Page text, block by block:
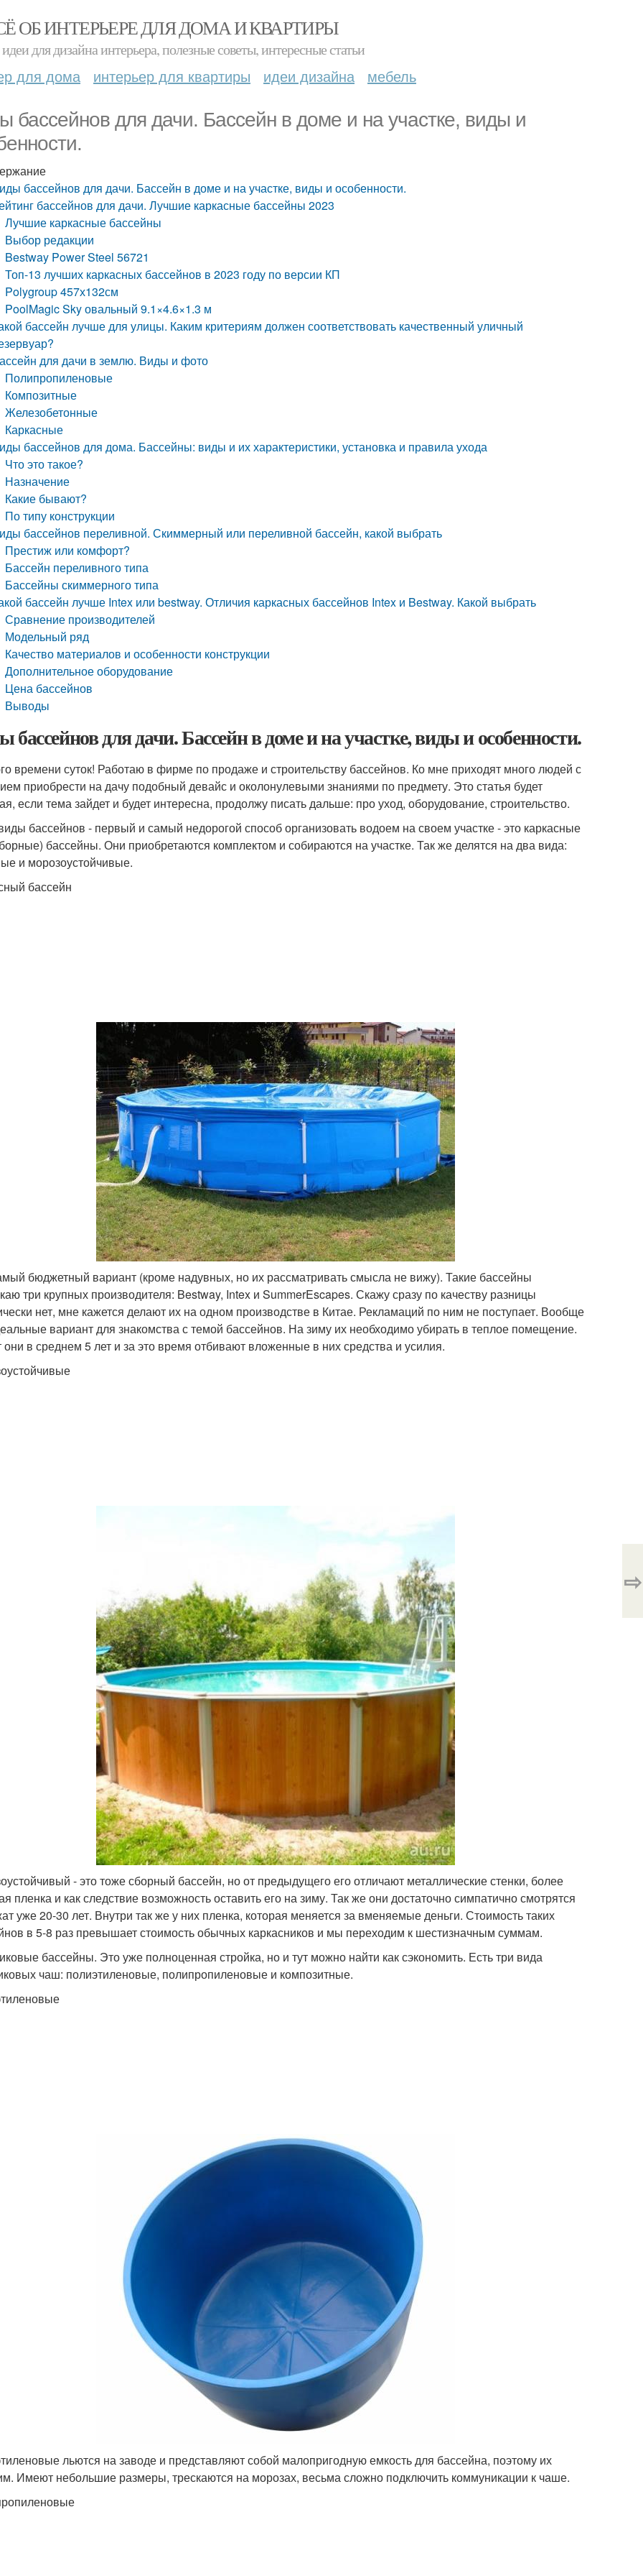
ОБ ИНТЕРЬЕРЕ ДЛЯ ДОМА И КВАРТИРЫ
для дизайна интерьера, полезные советы, интересные статьи
для дома интерьер для квартиры идеи дизайна мебель
бассейнов для дачи. Бассейн в доме и на участке, виды и
бассейнов для дачи. Бассейн в доме и на участке, виды и особенности.
бассейнов для дачи. Лучшие каркасные бассейны 2023
Лучшие каркасные бассейны
Выбор редакции
Bestway Power Steel 56721
Топ-13 лучших каркасных бассейнов в 2023 году по версии КП
Polygroup 457х132см
PoolMagic Sky овальный 9.1×4.6×1.3 м
бассейн лучше для улицы. Каким критериям должен соответствовать качественный уличный
для дачи в землю. Виды и фото
Полипропиленовые
Композитные
Железобетонные
Каркасные
бассейнов для дома. Бассейны: виды и их характеристики, установка и правила ухода
Что это такое?
Назначение
Какие бывают?
По типу конструкции
бассейнов переливной. Скиммерный или переливной бассейн, какой выбрать
Престиж или комфорт?
Бассейн переливного типа
Бассейны скиммерного типа
бассейн лучше Intex или bestway. Отличия каркасных бассейнов Intex и Bestway. Какой выбрать
Сравнение производителей
Модельный ряд
Качество материалов и особенности конструкции
Дополнительное оборудование
Цена бассейнов
Выводы
бассейнов для дачи. Бассейн в доме и на участке, виды и особенности.
времени суток! Работаю в фирме по продаже и строительству бассейнов. Ко мне приходят много людей с
приобрести на дачу подобный девайс и околонулевыми знаниями по предмету. Это статья будет
если тема зайдет и будет интересна, продолжу писать дальше: про уход, оборудование, строительство.
бассейнов - первый и самый недорогой способ организовать водоем на своем участке - это каркасные
бассейны. Они приобретаются комплектом и собираются на участке. Так же делятся на два вида:
и морозоустойчивые.
бассейн
бюджетный вариант (кроме надувных, но их рассматривать смысла не вижу). Такие бассейны
три крупных производителя: Bestway, Intex и SummerEscapes. Скажу сразу по качеству разницы
нет, мне кажется делают их на одном производстве в Китае. Рекламаций по ним не поступает. Вообще
вариант для знакомства с темой бассейнов. На зиму их необходимо убирать в теплое помещение.
в среднем 5 лет и за это время отбивают вложенные в них средства и усилия.
- это тоже сборный бассейн, но от предыдущего его отличают металлические стенки, более
пленка и как следствие возможность оставить его на зиму. Так же они достаточно симпатично смотрятся
уже 20-30 лет. Внутри так же у них пленка, которая меняется за вменяемые деньги. Стоимость таких
в 5-8 раз превышает стоимость обычных каркасников и мы переходим к шестизначным суммам.
бассейны. Это уже полноценная стройка, но и тут можно найти как сэкономить. Есть три вида
чаш: полиэтиленовые, полипропиленовые и композитные.
льются на заводе и представляют собой малопригодную емкость для бассейна, поэтому их
Имеют небольшие размеры, трескаются на морозах, весьма сложно подключить коммуникации к чаше.
⇨